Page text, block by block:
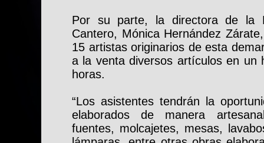
Por su parte, la directora de la
Cantero, Mónica Hernández
15 artistas originarios de esta
a la venta diversos artículos en un
horas.
“Los asistentes tendrán la
elaborados de manera
fuentes, molcajetes, mesas,